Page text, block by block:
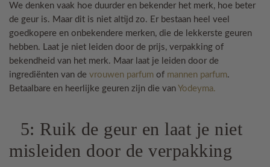
We denken vaak hoe duurder en bekender het merk, hoe beter
de geur is. Maar dit is niet altijd zo. Er bestaan heel veel
goedkopere en onbekendere merken, die de lekkerste geuren
hebben. Laat je niet leiden door de prijs, verpakking of
bekendheid van het merk. Maar laat je leiden door de
ingrediënten van de vrouwen parfum of mannen parfum.
Betaalbare en heerlijke geuren zijn die van Yodeyma.
5: Ruik de geur en laat je niet
misleiden door de verpakking